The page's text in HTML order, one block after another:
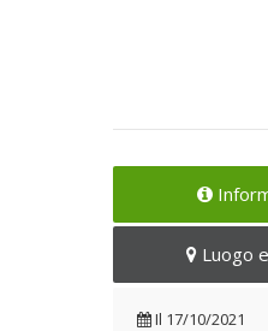
Luogo
Il 17/10/2021